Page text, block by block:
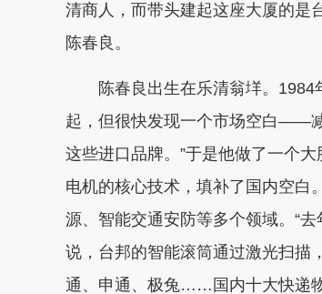
清商人，而带头建起这座大厦的是
陈春良。
陈春良出生在乐清翁垟。1984
起，但很快发现一个市场空白——
这些进口品牌。”于是他做了一个
电机的核心技术，填补了国内空白
源、智能交通安防等多个领域。“
说，台邦的智能滚筒通过激光扫描
通、申通、极兔……国内十大快递